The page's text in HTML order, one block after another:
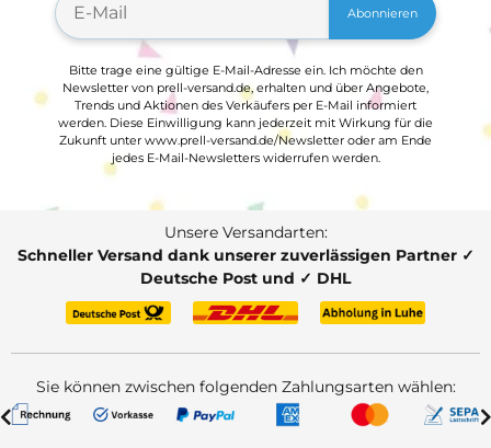
Abonnieren
Bitte trage eine gültige E-Mail-Adresse ein. Ich möchte den
Newsletter von prell-versand.de, erhalten und über Angebote,
Trends und Aktionen des Verkäufers per E-Mail informiert
werden. Diese Einwilligung kann jederzeit mit Wirkung für die
Zukunft unter www.prell-versand.de/Newsletter oder am Ende
jedes E-Mail-Newsletters widerrufen werden.
Unsere Versandarten:
Schneller Versand dank unserer zuverlässigen Partner ✓
Deutsche Post und ✓ DHL
Sie können zwischen folgenden Zahlungsarten wählen: